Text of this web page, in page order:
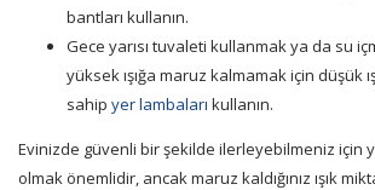
bantları kullanın.
Gece yarısı tuvaleti kullanmak ya da su
yüksek ışığa maruz kalmamak için düşük
sahip yer lambaları kullanın.
Evinizde güvenli bir şekilde ilerleyebilmeniz için
olmak önemlidir, ancak maruz kaldığınız ışık